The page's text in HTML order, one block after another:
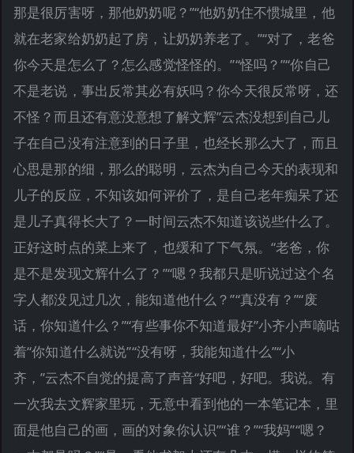
那是很厉害呀，那他奶奶呢？”“他奶奶住不惯城里，他
就在老家给奶奶起了房，让奶奶养老了。”“对了，老爸
你今天是怎么了？怎么感觉怪怪的。”“怪吗？”“你自己
不是老说，事出反常其必有妖吗？你今天很反常呀，还
不怪？而且还有意没意想了解文辉”云杰没想到自己儿
子在自己没有注意到的日子里，也经长那么大了，而且
心思是那的细，那么的聪明，云杰为自己今天的表现和
儿子的反应，不知该如何评价了，是自己老年痴呆了还
是儿子真得长大了？一时间云杰不知道该说些什么了。
正好这时点的菜上来了，也缓和了下气氛。“老爸，你
是不是发现文辉什么了？”“嗯？我都只是听说过这个名
字人都没见过几次，能知道他什么？”“真没有？”“废
话，你知道什么？”“有些事你不知道最好”小齐小声嘀咕
着“你知道什么就说”“没有呀，我能知道什么”“小
齐，”云杰不自觉的提高了声音“好吧，好吧。我说。有
一次我去文辉家里玩，无意中看到他的一本笔记本，里
面是他自己的画，画的对象你认识”“谁？”“我妈”“嗯？